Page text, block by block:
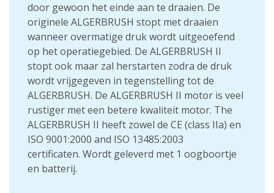
door gewoon het einde aan te draaien. De
originele ALGERBRUSH stopt met draaien
wanneer overmatige druk wordt uitgeoefend
op het operatiegebied. De ALGERBRUSH II
stopt ook maar zal herstarten zodra de druk
wordt vrijgegeven in tegenstelling tot de
ALGERBRUSH. De ALGERBRUSH II motor is veel
rustiger met een betere kwaliteit motor. The
ALGERBRUSH II heeft zowel de CE (class IIa) en
ISO 9001:2000 and ISO 13485:2003
certificaten. Wordt geleverd met 1 oogboortje
en batterij.